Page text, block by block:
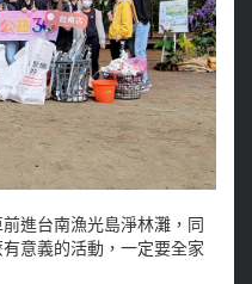
進台南漁光島淨林灘，同
意義的活動，一定要全家